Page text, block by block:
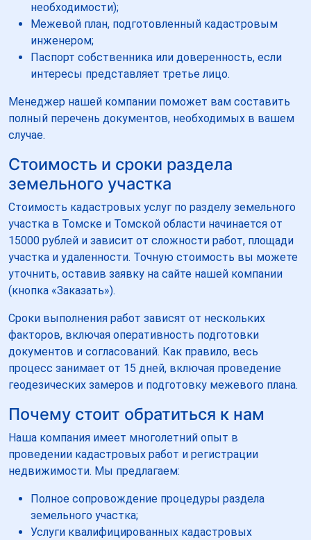
необходимости);
Межевой план, подготовленный кадастровым
инженером;
Паспорт собственника или доверенность, если
интересы представляет третье лицо.
Менеджер нашей компании поможет вам составить
полный перечень документов, необходимых в вашем
случае.
Стоимость и сроки раздела
земельного участка
Стоимость кадастровых услуг по разделу земельного
участка в Томске и Томской области начинается от
15000 рублей и зависит от сложности работ, площади
участка и удаленности. Точную стоимость вы можете
уточнить, оставив заявку на сайте нашей компании
(кнопка «Заказать»).
Сроки выполнения работ зависят от нескольких
факторов, включая оперативность подготовки
документов и согласований. Как правило, весь
процесс занимает от 15 дней, включая проведение
геодезических замеров и подготовку межевого плана.
Почему стоит обратиться к нам
Наша компания имеет многолетний опыт в
проведении кадастровых работ и регистрации
недвижимости. Мы предлагаем:
Полное сопровождение процедуры раздела
земельного участка;
Услуги квалифицированных кадастровых